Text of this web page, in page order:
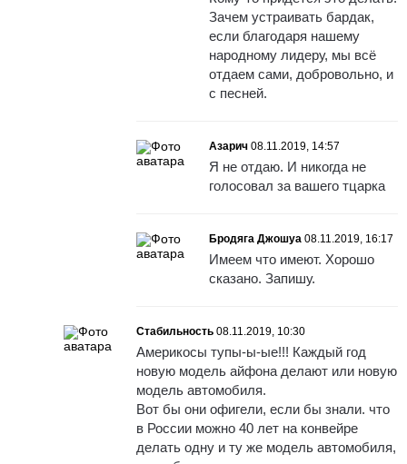
Зачем устраивать бардак,
если благодаря нашему
народному лидеру, мы всё
отдаем сами, добровольно, и
с песней.
Азарич 08.11.2019, 14:57
Я не отдаю. И никогда не
голосовал за вашего тцарка
Бродяга Джошуа 08.11.2019, 16:17
Имеем что имеют. Хорошо
сказано. Запишу.
Стабильность 08.11.2019, 10:30
Америкосы тупы-ы-ые!!! Каждый год
новую модель айфона делают или новую
модель автомобиля.
Вот бы они офигели, если бы знали. что
в России можно 40 лет на конвейре
делать одну и ту же модель автомобиля,